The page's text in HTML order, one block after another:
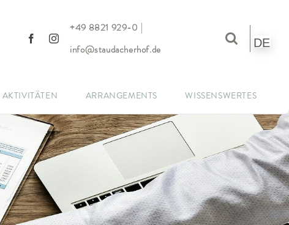
+49 8821 929-0
info@staudacherhof.de DE
AKTIVITÄTEN ARRANGEMENTS WISSENSWERTES